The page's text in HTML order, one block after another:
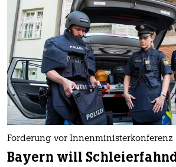
Forderung vor Innenministerkonferenz
Bayern will